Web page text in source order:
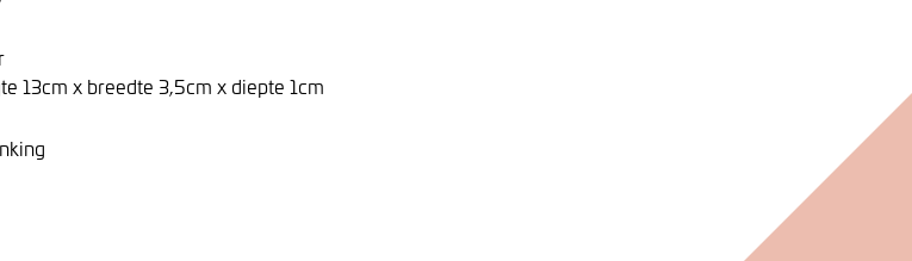
13cm x breedte 3,5cm x diepte 1cm